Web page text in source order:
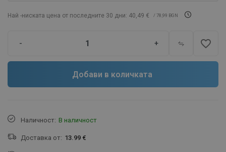
Най -ниската цена от последните 30 дни: 40,49 € / 78,99 BGN
- + favorite_border
Добави в количката
Наличност: В наличност
Доставка от: 13.99 €